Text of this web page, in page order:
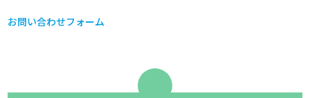
お問い合わせフォーム